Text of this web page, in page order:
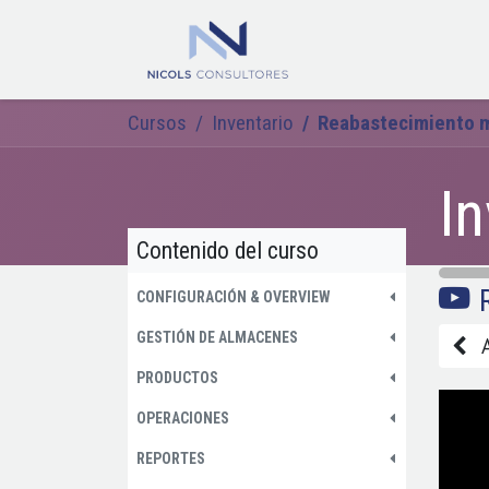
Cursos Inventario Reabastecimiento
Contenido del curso
CONFIGURACIÓN & OVERVIEW
GESTIÓN DE ALMACENES
PRODUCTOS
OPERACIONES
REPORTES